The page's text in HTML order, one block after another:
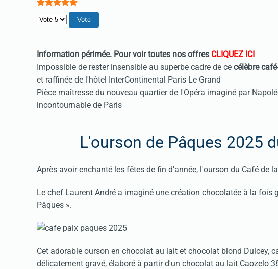
Veuillez voter
Information périmée. Pour voir toutes nos offres CLIQUEZ ICI
Impossible de rester insensible au superbe cadre de ce célèbre
et raffinée de l'hôtel InterContinental Paris Le Grand
Pièce maîtresse du nouveau quartier de l'Opéra imaginé par
incontournable de Paris
L'ourson de Pâques 2025
Après avoir enchanté les fêtes de fin d'année, l'ourson du Café de
Le chef Laurent André a imaginé une création chocolatée à la fois
Pâques ».
Cet adorable ourson en chocolat au lait et chocolat blond Dulcey,
délicatement gravé, élaboré à partir d'un chocolat au lait Caozelo